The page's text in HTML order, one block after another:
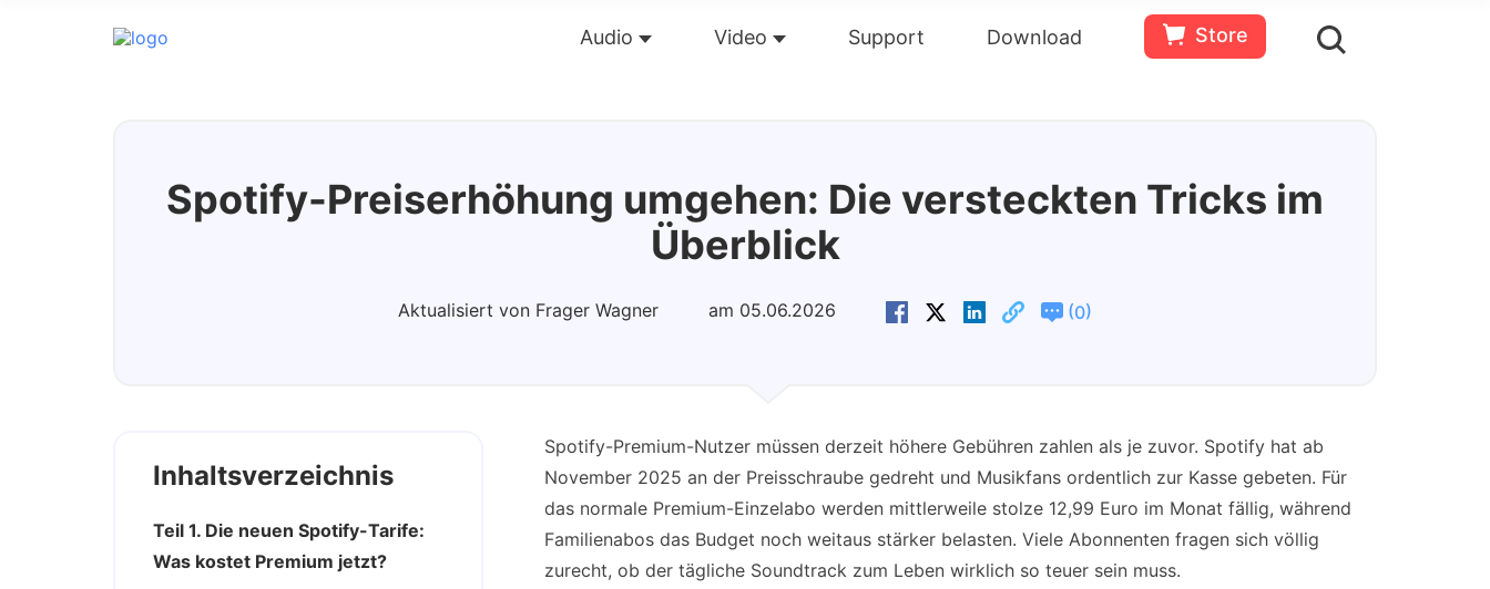
Audio Video Support Download Store
Bewertungen(0) Ressourcen
Spotify-Preiserhöhung umgehen: Die versteckten Tricks im
Überblick
Aktualisiert von Frager Wagner am 05.06.2026 (0)
Inhaltsverzeichnis
Teil 1. Die neuen Spotify-Tarife:
Was kostet Premium jetzt?
Spotify-Premium-Nutzer müssen derzeit höhere Gebühren zahlen als je zuvor. Spotify hat ab
November 2025 an der Preisschraube gedreht und Musikfans ordentlich zur Kasse gebeten. Für
das normale Premium-Einzelabo werden mittlerweile stolze 12,99 Euro im Monat fällig, während
Familienabos das Budget noch weitaus stärker belasten. Viele Abonnenten fragen sich völlig
zurecht, ob der tägliche Soundtrack zum Leben wirklich so teuer sein muss.